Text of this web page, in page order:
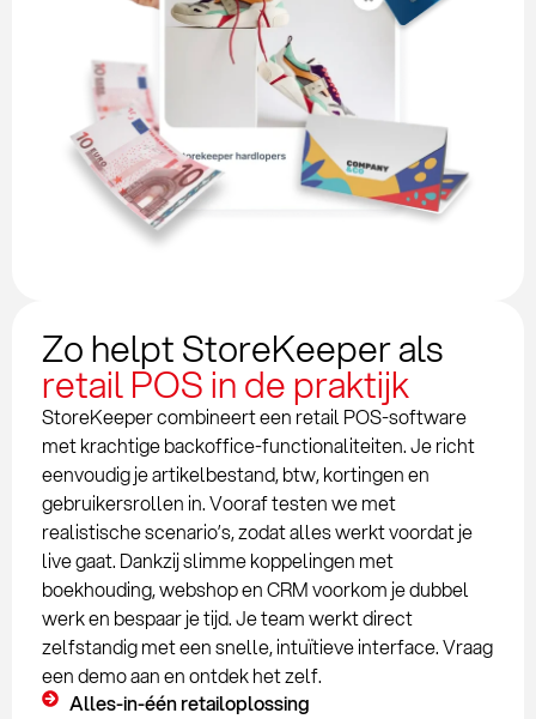
Zo helpt StoreKeeper als
retail POS in de praktijk
StoreKeeper combineert een retail POS-software
met krachtige backoffice-functionaliteiten. Je richt
eenvoudig je artikelbestand, btw, kortingen en
gebruikersrollen in. Vooraf testen we met
realistische scenario’s, zodat alles werkt voordat je
live gaat. Dankzij slimme koppelingen met
boekhouding, webshop en CRM voorkom je dubbel
werk en bespaar je tijd. Je team werkt direct
zelfstandig met een snelle, intuïtieve interface. Vraag
een demo aan en ontdek het zelf.
Alles-in-één retailoplossing